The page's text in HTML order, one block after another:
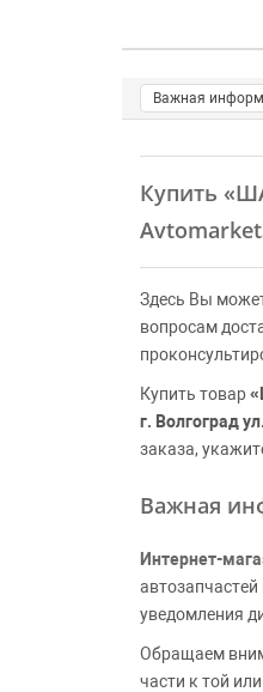
Важная
Купить
Здесь Вы
вопросам
Купить товар
г. Волгоград
заказа,
Важная
Интернет-
уведомления
Обращаем
части к той